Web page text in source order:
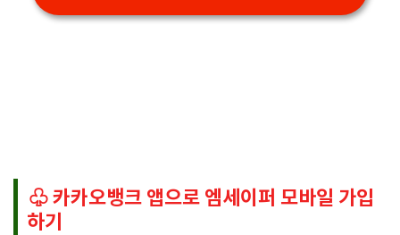
♧ 카카오뱅크 앱으로 엠세이퍼 모바일 가입
하기